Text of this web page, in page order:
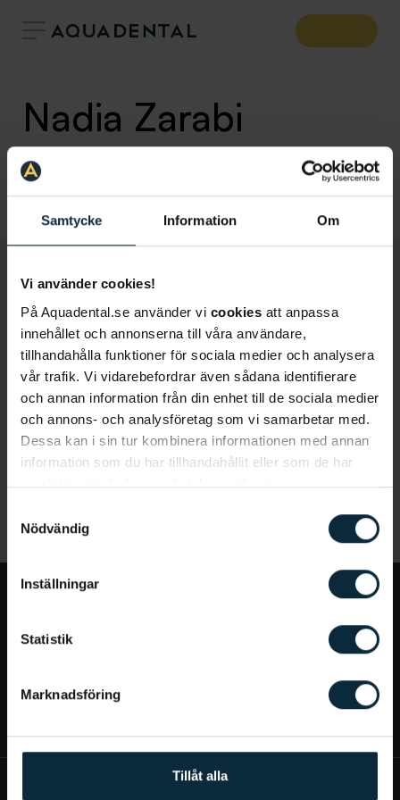
Samtycke Information Om
Vi använder cookies!
På Aquadental.se använder vi cookies att anpassa
innehållet och annonserna till våra användare,
tillhandahålla funktioner för sociala medier och analysera
vår trafik. Vi vidarebefordrar även sådana identifierare
och annan information från din enhet till de sociala medier
och annons- och analysföretag som vi samarbetar med.
Dessa kan i sin tur kombinera informationen med annan
information som du har tillhandahållit eller som de har
samlat in när du har använt deras tjänster.
Nödvändig
Inställningar
Statistik
Marknadsföring
Tillåt alla
Nadia Zarabi
Allmäntandläkare
Klinik: